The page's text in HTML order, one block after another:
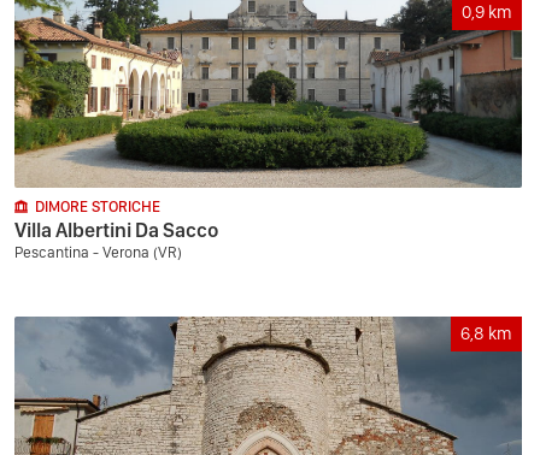
0,9 km
DIMORE STORICHE
Villa Albertini Da Sacco
Pescantina - Verona (VR)
6,8 km